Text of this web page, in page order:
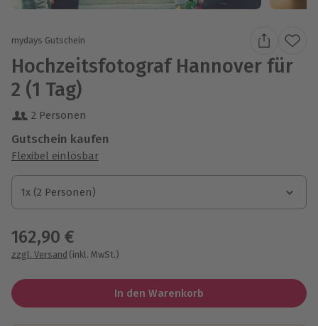
mydays Gutschein
Hochzeitsfotograf Hannover für
2 (1 Tag)
2 Personen
Gutschein kaufen
Flexibel einlösbar
1x (2 Personen)
1x (2 Personen)
1x (2 Personen)
162,90 €
zzgl. Versand (inkl. MwSt.)
In den Warenkorb